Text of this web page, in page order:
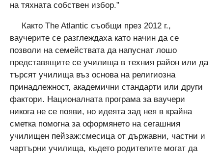
на тяхната собствен избор.”
Както The Atlantic съобщи през 2012 г.,
ваучерите се разглеждаха като начин да се
позволи на семействата да напуснат лошо
представящите се училища в техния район или да
търсят училища въз основа на религиозна
принадлежност, академични стандарти или други
фактори. Националната програма за ваучери
никога не се появи, но идеята зад нея в крайна
сметка помогна за оформянето на сегашния
училищен пейзаж:смесица от държавни, частни и
чартърни училища, където родителите могат да